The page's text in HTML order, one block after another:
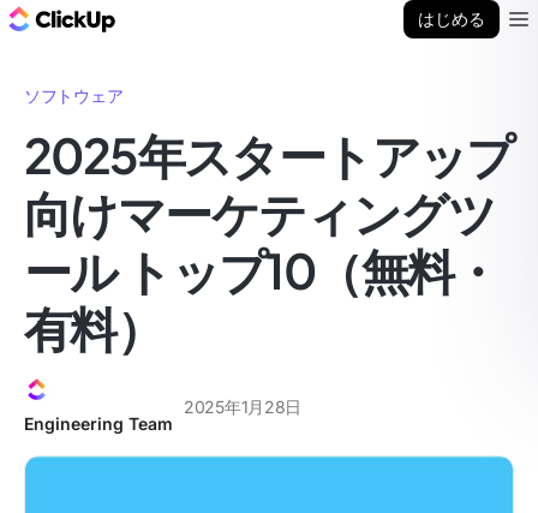
はじめる
ソフトウェア
2025年スタートアップ
向けマーケティングツ
ール トップ10（無料・
有料）
Engineering Team
2025年1月28日